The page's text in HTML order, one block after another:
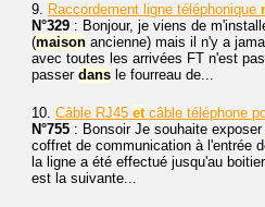
9. Raccordement ligne téléphonique
N°329 : Bonjour, je viens de
(maison ancienne) mais il n'y a
avec toutes les arrivées FT n'est
passer dans le fourreau de...
10. Câble RJ45 etcâble téléphone
N°755 : Bonsoir Je souhaite exposer
coffret de communication à l'entrée
la ligne a été effectué jusqu'au
est la suivante...